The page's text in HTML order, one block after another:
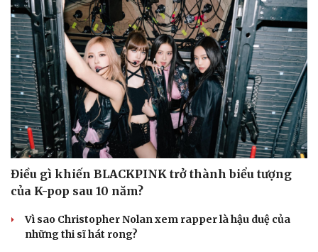
Nhi khoa
Nam khoa
Làm đẹp - giảm cân
Phòng mạch online
Ăn sạch sống khỏe
Điều gì khiến BLACKPINK trở thành biểu tượng
của K-pop sau 10 năm?
Vì sao Christopher Nolan xem rapper là hậu duệ của
những thi sĩ hát rong?